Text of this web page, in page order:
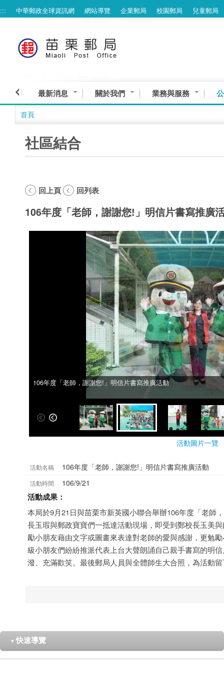
跳到主要內容區塊
::: 中華郵政全球資訊網 網站導覽 企業郵局 校園郵局 兒童郵局
最新消息 關於我們 業務與服務
首頁
社區結合
回上頁 回列表
106年度「老師，謝謝您!」明信片書寫推廣
106年度「老師，謝謝您!」明信片書寫推廣活動
106年度「老師，謝謝您!」明信片書寫推廣活動
活動圖片一覽
活動名稱 106年度「老師，謝謝您!」明信片書寫推廣活動
活動時間 106/9/21
活動成果：
本局於9月21日與苗栗市新英國小聯合舉辦106年度「老師
長玉瑕與郵政寶寶們一抵達活動現場，即受到鄭校長玉美
勵小朋友藉由文字或圖畫來表達對老師的愛與感謝，更勉
級小朋友們紛紛推派代表上台大聲朗誦自己親手書寫的明
潑、充滿歡笑。最後郵局人員與全體師生大合照，為活動
▼ 快速導覽